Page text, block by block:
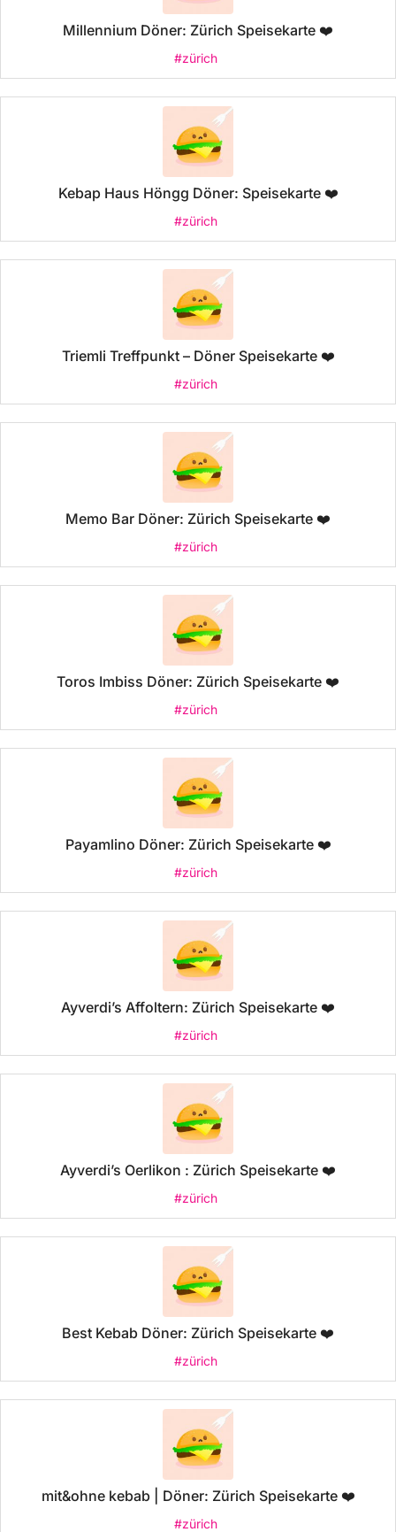
Millennium Döner: Zürich Speisekarte ❤️
#zürich
Kebap Haus Höngg Döner: Speisekarte ❤️
#zürich
Triemli Treffpunkt – Döner Speisekarte ❤️
#zürich
Memo Bar Döner: Zürich Speisekarte ❤️
#zürich
Toros Imbiss Döner: Zürich Speisekarte ❤️
#zürich
Payamlino Döner: Zürich Speisekarte ❤️
#zürich
Ayverdi’s Affoltern: Zürich Speisekarte ❤️
#zürich
Ayverdi’s Oerlikon : Zürich Speisekarte ❤️
#zürich
Best Kebab Döner: Zürich Speisekarte ❤️
#zürich
mit&ohne kebab | Döner: Zürich Speisekarte ❤️
#zürich